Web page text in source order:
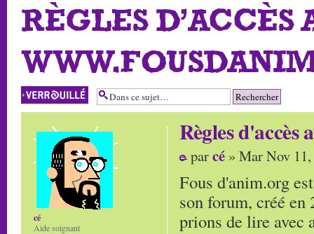
RÈGLES D'ACCÈS
Sujet verrouillé
Règles
parcé » Mar Nov
Fous d'anim.org
son forum, créé en
prions de lire avec
cé
Aide soignant